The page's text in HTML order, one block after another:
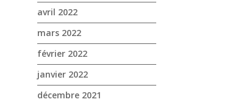
avril 2022
mars 2022
février 2022
janvier 2022
décembre 2021